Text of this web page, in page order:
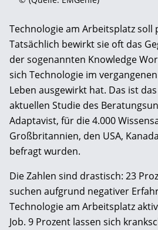
Technologie am Arbeitsplatz
Tatsächlich bewirkt sie oft das
der sogenannten Knowledge
sich Technologie im
Leben ausgewirkt hat. Das ist
aktuellen Studie des
Adaptavist, für die 4.000
Großbritannien, den USA,
befragt wurden.
Die Zahlen sind drastisch: 23
suchen aufgrund negativer
Technologie am Arbeitsplatz
Job. 9 Prozent lassen sich